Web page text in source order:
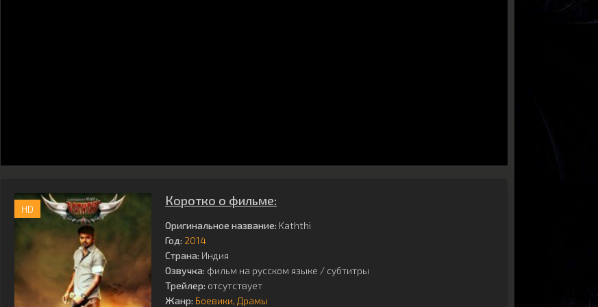
HD
Коротко о фильме:
Оригинальное название: Kaththi
Год: 2014
Страна: Индия
Озвучка: фильм на русском языке / субтитры
Трейлер: отсутствует
Жанр: Боевики Драмы